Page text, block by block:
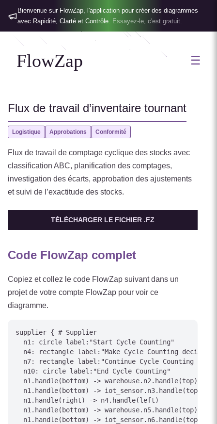
Bienvenue sur FlowZap, l'application pour créer des diagrammes
avec Rapidité, Clarté et Contrôle. Essayez-le, c'est gratuit.
FlowZap ☰
Flux de travail d’inventaire tournant
Logistique Approbations Conformité
Flux de travail de comptage cyclique des stocks avec
classification ABC, planification des comptages,
investigation des écarts, approbation des ajustements
et suivi de l’exactitude des stocks.
TÉLÉCHARGER LE FICHIER .FZ
Code FlowZap complet
Copiez et collez le code FlowZap suivant dans un
projet de votre compte FlowZap pour voir ce
diagramme.
supplier { # Supplier
  n1: circle label:"Start Cycle Counting"
  n4: rectangle label:"Make Cycle Counting decision"
n7: rectangle label:"Continue Cycle Counting
  n10: circle label:"End Cycle Counting"
  n1.handle(bottom) -> warehouse.n2.handle(top)
  n1.handle(bottom) -> iot_sensor.n3.handle(top)
  n1.handle(right) -> n4.handle(left)
  n1.handle(bottom) -> warehouse.n5.handle(top)
  n1.handle(bottom) -> iot_sensor.n6.handle(top)